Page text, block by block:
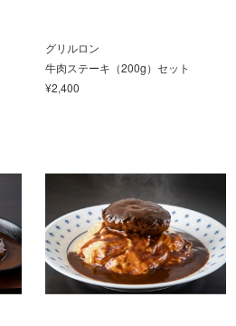
グリルロン
牛肉ステーキ（200g）セット
¥2,400